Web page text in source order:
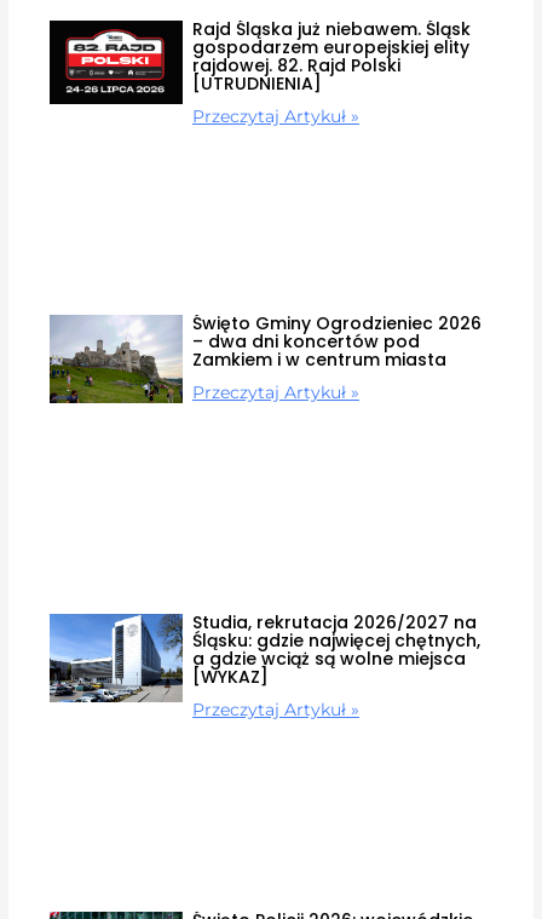
Rajd Śląska już niebawem. Śląsk
gospodarzem europejskiej elity
rajdowej. 82. Rajd Polski
[UTRUDNIENIA]
Przeczytaj Artykuł »
Święto Gminy Ogrodzieniec 2026
– dwa dni koncertów pod
Zamkiem i w centrum miasta
Przeczytaj Artykuł »
Studia, rekrutacja 2026/2027 na
Śląsku: gdzie najwięcej chętnych,
a gdzie wciąż są wolne miejsca
[WYKAZ]
Przeczytaj Artykuł »